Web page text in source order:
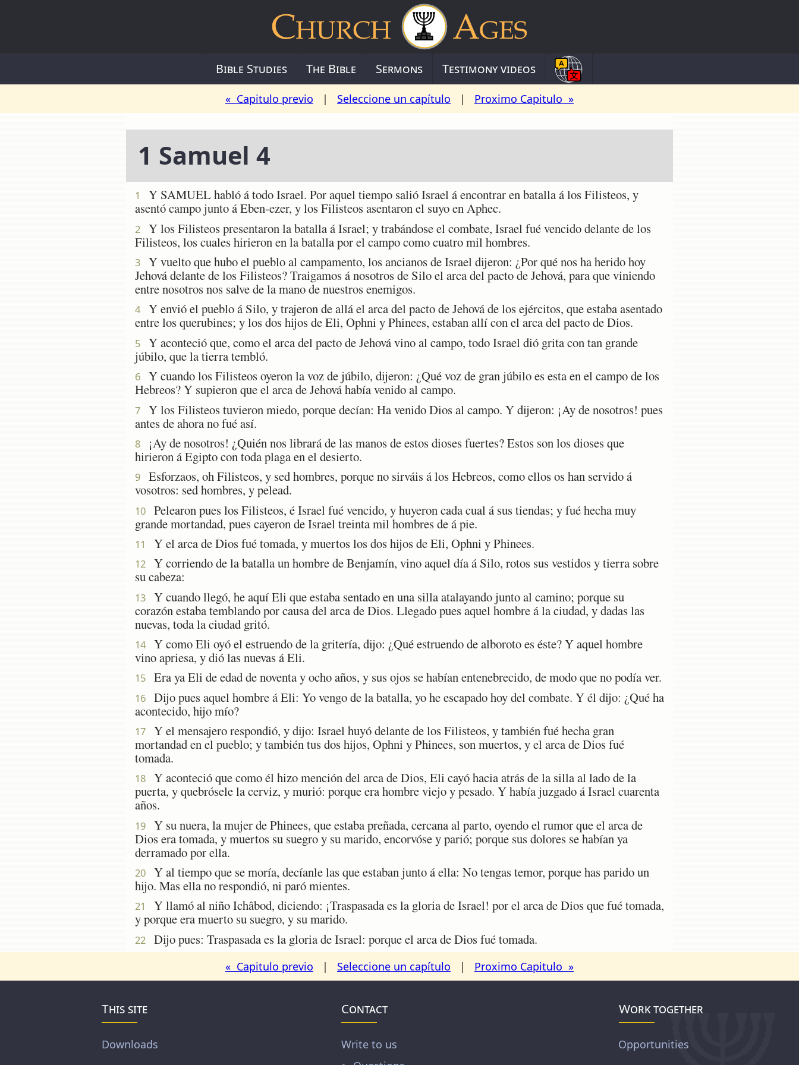
Bible Studies The Bible Sermons Testimony videos
« Capitulo previo | Seleccione un capítulo | Proximo Capitulo »
1 Samuel 4
1
Y SAMUEL habló á todo Israel. Por aquel tiempo salió Israel á encontrar en batalla á los Filisteos, y
asentó campo junto á Eben-ezer, y los Filisteos asentaron el suyo en Aphec.
2
Y los Filisteos presentaron la batalla á Israel; y trabándose el combate, Israel fué vencido delante de los
Filisteos, los cuales hirieron en la batalla por el campo como cuatro mil hombres.
3
Y vuelto que hubo el pueblo al campamento, los ancianos de Israel dijeron: ¿Por qué nos ha herido hoy
Jehová delante de los Filisteos? Traigamos á nosotros de Silo el arca del pacto de Jehová, para que viniendo
entre nosotros nos salve de la mano de nuestros enemigos.
4
Y envió el pueblo á Silo, y trajeron de allá el arca del pacto de Jehová de los ejércitos, que estaba asentado
entre los querubines; y los dos hijos de Eli, Ophni y Phinees, estaban allí con el arca del pacto de Dios.
5
Y aconteció que, como el arca del pacto de Jehová vino al campo, todo Israel dió grita con tan grande
júbilo, que la tierra tembló.
6
Y cuando los Filisteos oyeron la voz de júbilo, dijeron: ¿Qué voz de gran júbilo es esta en el campo de los
Hebreos? Y supieron que el arca de Jehová había venido al campo.
7
Y los Filisteos tuvieron miedo, porque decían: Ha venido Dios al campo. Y dijeron: ¡Ay de nosotros! pues
antes de ahora no fué así.
8
¡Ay de nosotros! ¿Quién nos librará de las manos de estos dioses fuertes? Estos son los dioses que
hirieron á Egipto con toda plaga en el desierto.
9
Esforzaos, oh Filisteos, y sed hombres, porque no sirváis á los Hebreos, como ellos os han servido á
vosotros: sed hombres, y pelead.
10
Pelearon pues los Filisteos, é Israel fué vencido, y huyeron cada cual á sus tiendas; y fué hecha muy
grande mortandad, pues cayeron de Israel treinta mil hombres de á pie.
11 Y el arca de Dios fué tomada, y muertos los dos hijos de Eli, Ophni y Phinees.
12
Y corriendo de la batalla un hombre de Benjamín, vino aquel día á Silo, rotos sus vestidos y tierra sobre
su cabeza:
13
Y cuando llegó, he aquí Eli que estaba sentado en una silla atalayando junto al camino; porque su
corazón estaba temblando por causa del arca de Dios. Llegado pues aquel hombre á la ciudad, y dadas las
nuevas, toda la ciudad gritó.
14
Y como Eli oyó el estruendo de la gritería, dijo: ¿Qué estruendo de alboroto es éste? Y aquel hombre
vino apriesa, y dió las nuevas á Eli.
15 Era ya Eli de edad de noventa y ocho años, y sus ojos se habían entenebrecido, de modo que no podía ver.
16
Dijo pues aquel hombre á Eli: Yo vengo de la batalla, yo he escapado hoy del combate. Y él dijo: ¿Qué ha
acontecido, hijo mío?
17
Y el mensajero respondió, y dijo: Israel huyó delante de los Filisteos, y también fué hecha gran
mortandad en el pueblo; y también tus dos hijos, Ophni y Phinees, son muertos, y el arca de Dios fué
tomada.
18
Y aconteció que como él hizo mención del arca de Dios, Eli cayó hacia atrás de la silla al lado de la
puerta, y quebrósele la cerviz, y murió: porque era hombre viejo y pesado. Y había juzgado á Israel cuarenta
años.
19
Y su nuera, la mujer de Phinees, que estaba preñada, cercana al parto, oyendo el rumor que el arca de
Dios era tomada, y muertos su suegro y su marido, encorvóse y parió; porque sus dolores se habían ya
derramado por ella.
20
Y al tiempo que se moría, decíanle las que estaban junto á ella: No tengas temor, porque has parido un
hijo. Mas ella no respondió, ni paró mientes.
21
Y llamó al niño Ichâbod, diciendo: ¡Traspasada es la gloria de Israel! por el arca de Dios que fué tomada,
y porque era muerto su suegro, y su marido.
22 Dijo pues: Traspasada es la gloria de Israel: porque el arca de Dios fué tomada.
« Capitulo previo | Seleccione un capítulo | Proximo Capitulo »
This site
Downloads
Contact
Write to us
Work together
Opportunities